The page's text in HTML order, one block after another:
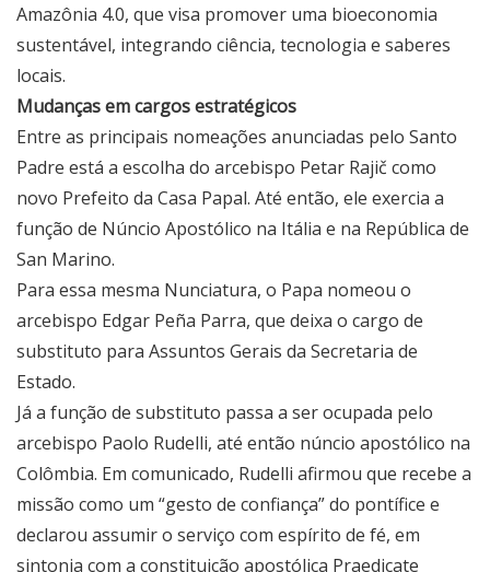
Amazônia 4.0, que visa promover uma bioeconomia
sustentável, integrando ciência, tecnologia e saberes
locais.
Mudanças em cargos estratégicos
Entre as principais nomeações anunciadas pelo Santo
Padre está a escolha do arcebispo Petar Rajič como
novo Prefeito da Casa Papal. Até então, ele exercia a
função de Núncio Apostólico na Itália e na República de
San Marino.
Para essa mesma Nunciatura, o Papa nomeou o
arcebispo Edgar Peña Parra, que deixa o cargo de
substituto para Assuntos Gerais da Secretaria de
Estado.
Já a função de substituto passa a ser ocupada pelo
arcebispo Paolo Rudelli, até então núncio apostólico na
Colômbia. Em comunicado, Rudelli afirmou que recebe a
missão como um “gesto de confiança” do pontífice e
declarou assumir o serviço com espírito de fé, em
sintonia com a constituição apostólica Praedicate